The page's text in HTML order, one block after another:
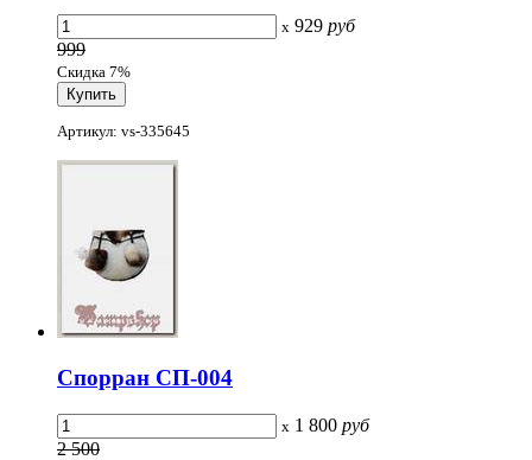
x 929 руб
999
Скидка 7%
Артикул: vs-335645
Спорран СП-004
x 1 800 руб
2 500